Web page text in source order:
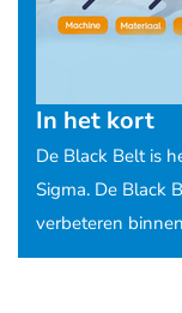
In het kort
De Black Belt is
Sigma. De Black
verbeteren